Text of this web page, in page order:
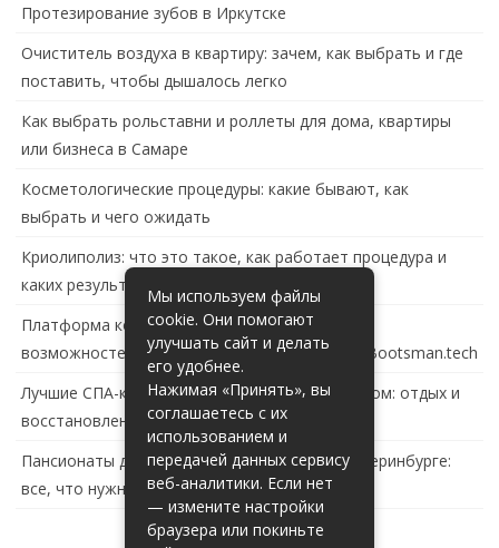
Протезирование зубов в Иркутске
Очиститель воздуха в квартиру: зачем, как выбрать и где
поставить, чтобы дышалось легко
Как выбрать рольставни и роллеты для дома, квартиры
или бизнеса в Самаре
Косметологические процедуры: какие бывают, как
выбрать и чего ожидать
Криолиполиз: что это такое, как работает процедура и
каких результатов ждать
Платформа контейнеризации в России: обзор
возможностей и перспектив развития сайта Bootsman.tech
Лучшие СПА-комплексы в Тольятти с бассейном: отдых и
восстановление за городом
Пансионаты для пожилых с деменцией в Екатеринбурге:
все, что нужно знать
Мы используем файлы
cookie. Они помогают
улучшать сайт и делать
его удобнее.
Нажимая «Принять», вы
соглашаетесь с их
использованием и
передачей данных сервису
веб-аналитики. Если нет
— измените настройки
браузера или покиньте